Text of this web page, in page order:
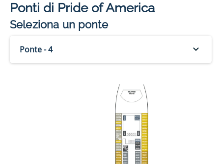
Piumoni. Cassaforte. Bagno con
Superficie di circa 12 mq.
Ponti di Pride of America
Seleziona un ponte
Ponte - 4